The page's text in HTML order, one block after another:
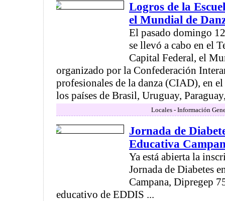
Logros de la
el Mundial de
El pasado domingo
se llevó a cabo en el
Capital Federal, el
organizado por la Confederación
profesionales de la danza (CIAD), en
los países de Brasil, Uruguay,
Locales - Información
Jornada de
Educativa
Ya está abierta la
Jornada de Diabetes
Campana, Dipregep
educativo de EDDIS ...